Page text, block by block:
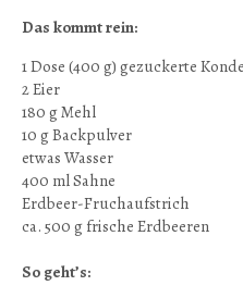
Das kommt rein:
1 Dose (400 g) gezuckerte
2 Eier
180 g Mehl
10 g Backpulver
etwas Wasser
400 ml Sahne
Erdbeer-Fruchaufstrich
ca. 500 g frische Erdbeeren
So geht’s: